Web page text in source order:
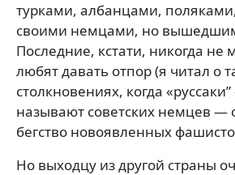
турками, албанцами,
своими немцами, но
Последние, кстати, никогда не
любят давать отпор (я читал о
столкновениях, когда
называют советских немцев —
бегство новоявленных
Но выходцу из другой страны